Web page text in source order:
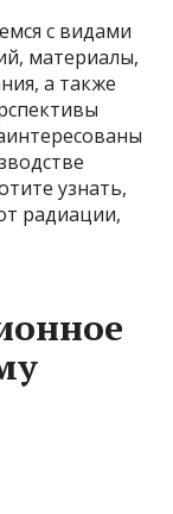
с видами
материалы,
а также
узнать,
радиации,